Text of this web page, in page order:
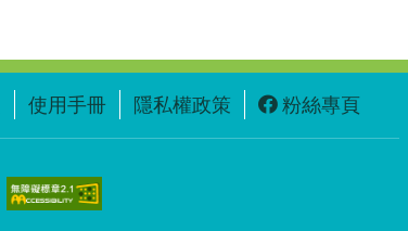
使用手冊 隱私權政策 粉絲專頁